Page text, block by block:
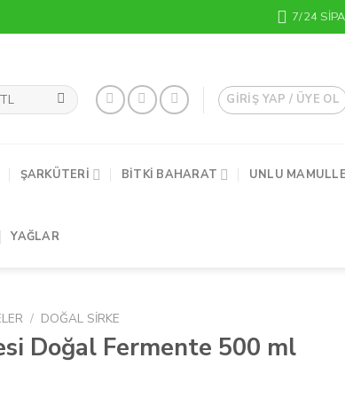
7/24
GIRIŞ YAP / ÜYE OL
ŞARKÜTERI BITKI BAHARAT UNLU
YAĞLAR
/ DOĞAL SIRKE
Doğal Fermente 500 ml